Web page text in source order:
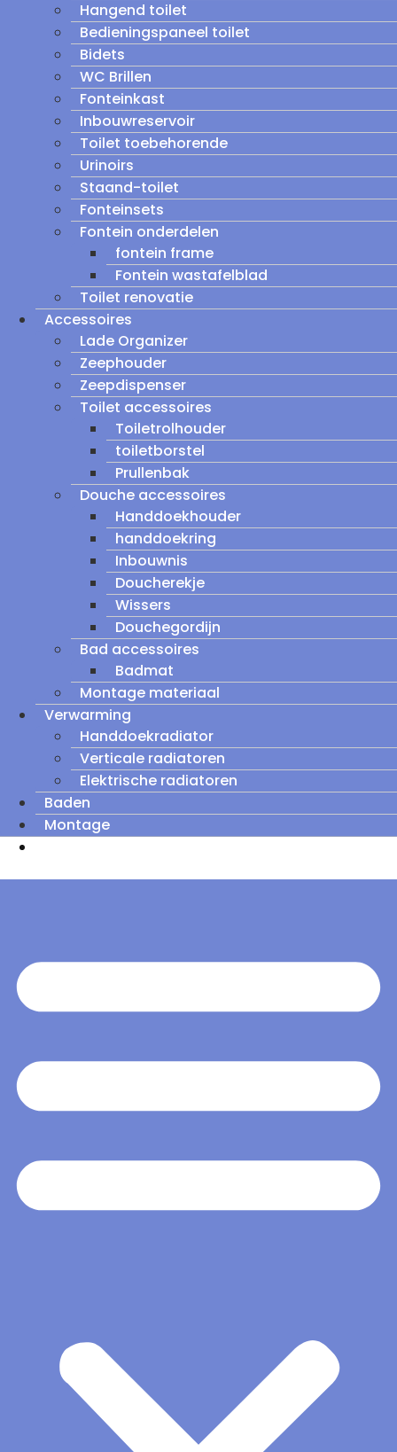
Hangend toilet
Bedieningspaneel toilet
Bidets
WC Brillen
Fonteinkast
Inbouwreservoir
Toilet toebehorende
Urinoirs
Staand-toilet
Fonteinsets
Fontein onderdelen
fontein frame
Fontein wastafelblad
Toilet renovatie
Accessoires
Lade Organizer
Zeephouder
Zeepdispenser
Toilet accessoires
Toiletrolhouder
toiletborstel
Prullenbak
Douche accessoires
Handdoekhouder
handdoekring
Inbouwnis
Doucherekje
Wissers
Douchegordijn
Bad accessoires
Badmat
Montage materiaal
Verwarming
Handdoekradiator
Verticale radiatoren
Elektrische radiatoren
Baden
Montage